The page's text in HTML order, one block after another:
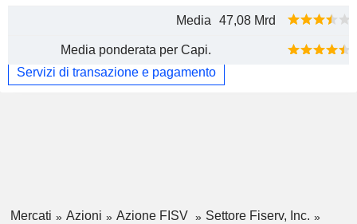
Media 47,08 Mrd
Media ponderata per Capi.
Servizi di transazione e pagamento
Mercati Azioni Azione FISV
Settore Fiserv, Inc.